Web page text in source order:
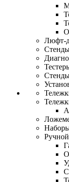
Люфт-
Стенды